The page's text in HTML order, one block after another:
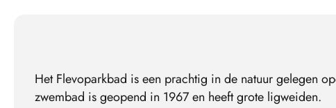
Het Flevoparkbad is een prachtig in de natuur gelegen
zwembad is geopend in 1967 en heeft grote ligweiden.